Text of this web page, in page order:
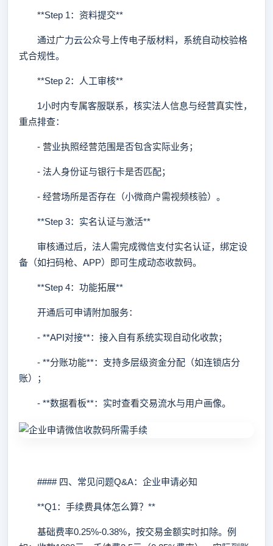
**Step 1：资料提交**
通过广力云公众号上传电子版材料，系统自动校验格
式合规性。
**Step 2：人工审核**
1小时内专属客服联系，核实法人信息与经营真实性，
重点排查：
- 营业执照经营范围是否包含实际业务；
- 法人身份证与银行卡是否匹配；
- 经营场所是否存在（小微商户需视频核验）。
**Step 3：实名认证与激活**
审核通过后，法人需完成微信支付实名认证，绑定设
备（如扫码枪、APP）即可生成动态收款码。
**Step 4：功能拓展**
开通后可申请附加服务：
- **API对接**：接入自有系统实现自动化收款；
- **分账功能**：支持多层级资金分配（如连锁店分
账）；
- **数据看板**：实时查看交易流水与用户画像。
#### 四、常见问题Q&A：企业申请必知
**Q1：手续费具体怎么算？**
基础费率0.25%-0.38%，按交易金额实时扣除。例